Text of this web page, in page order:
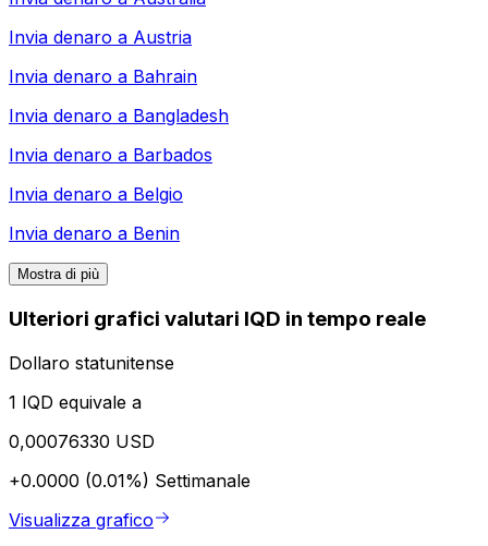
Invia denaro a Austria
Invia denaro a Bahrain
Invia denaro a Bangladesh
Invia denaro a Barbados
Invia denaro a Belgio
Invia denaro a Benin
Mostra di più
Ulteriori grafici valutari IQD in tempo reale
Dollaro statunitense
1 IQD equivale a
0,00076330 USD
+0.0000 (0.01%) Settimanale
Visualizza grafico